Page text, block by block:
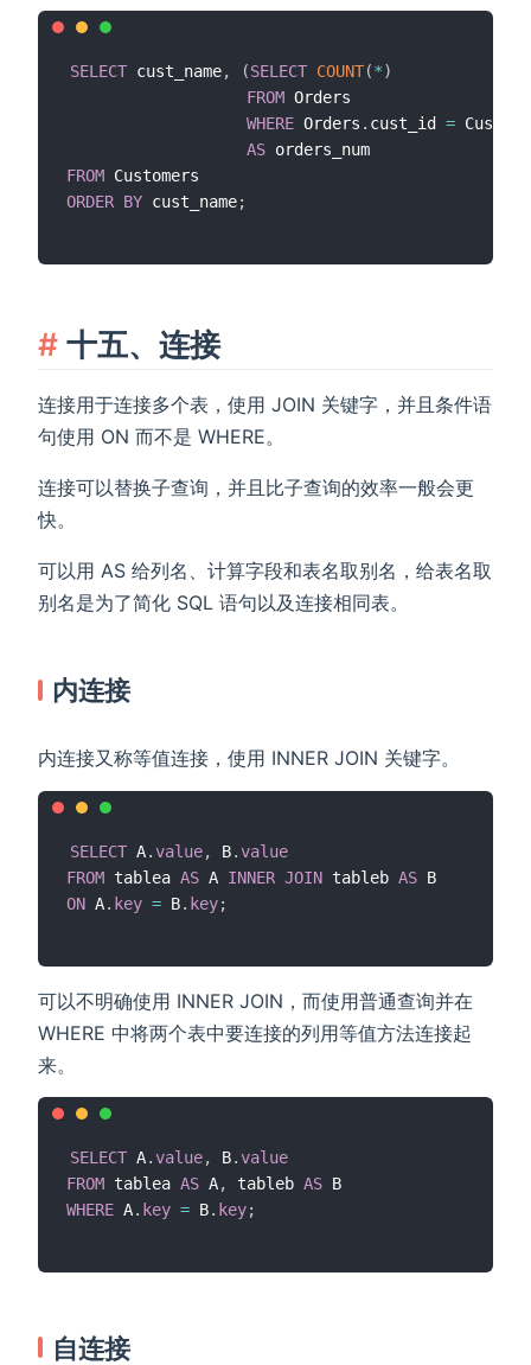
SELECT cust_name, (SELECT COUNT(*)
FROM Orders
WHERE Orders . cust_id =
AS
FROM
ORDER BY cust_name;
十五、连接
连接用于连接多个表，使用 JOIN 关键字，并且条件语
句使用 ON 而不是 WHERE。
连接可以替换子查询，并且比子查询的效率一般会更
快。
可以用 AS 给列名、计算字段和表名取别名，给表名取
别名是为了简化 SQL 语句以及连接相同表。
内连接
内连接又称等值连接，使用 INNER JOIN 关键字。
SELECT A.value, B.value
FROM tablea AS A INNER JOIN tableb AS
ON A. key = B. key;
可以不明确使用 INNER JOIN，而使用普通查询并在
WHERE 中将两个表中要连接的列用等值方法连接起
来。
SELECT A.value, B.value
FROM tablea AS A, tableb AS
WHERE A. key = B. key;
自连接